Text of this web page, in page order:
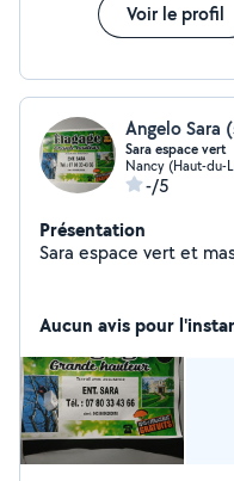
Voir le profil
Angelo Sara
Sara espace vert
Nancy (Haut-du-
-/5
Présentation
Sara espace vert et
Aucun avis pour